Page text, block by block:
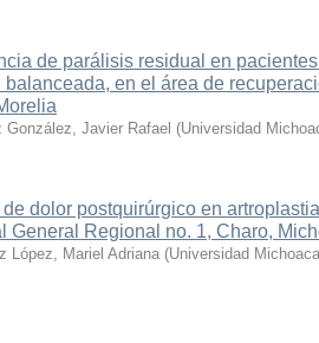
de parálisis residual en
balanceada, en el área de
González, Javier Rafael (Universidad
dolor postquirúrgico en
General Regional no. 1, Charo,
López, Mariel Adriana (Universidad